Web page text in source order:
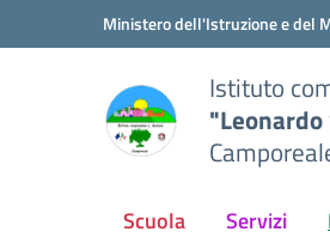
Vai ai contenuti
Vai al menu di navigazioneMinistero dell'Istruzione e del
Istituto
"Leonardo
Scuola Servizi